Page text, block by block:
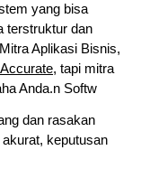
yang bisa
terstruktur dan
Aplikasi Bisnis,
, tapi mitra
Anda.n Softw
dan rasakan
keputusan